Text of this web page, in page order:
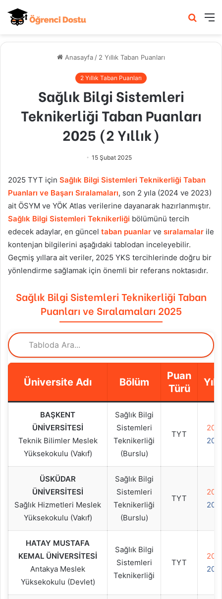
Arama
Anasayfa / 2 Yıllık Taban Puanları
2 Yıllık Taban Puanları
Sağlık Bilgi Sistemleri
Teknikerliği Taban Puanları
2025 (2 Yıllık)
15 Şubat 2025
2025 TYT için Sağlık Bilgi Sistemleri Teknikerliği Taban
Puanları ve Başarı Sıralamaları, son 2 yıla (2024 ve 2023)
ait ÖSYM ve YÖK Atlas verilerine dayanarak hazırlanmıştır.
Sağlık Bilgi Sistemleri Teknikerliği bölümünü tercih
edecek adaylar, en güncel taban puanlar ve sıralamalar ile
kontenjan bilgilerini aşağıdaki tablodan inceleyebilir.
Geçmiş yıllara ait veriler, 2025 YKS tercihlerinde doğru bir
yönlendirme sağlamak için önemli bir referans noktasıdır.
Sağlık Bilgi Sistemleri Teknikerliği Taban
Puanları ve Sıralamaları 2025
Üniversite Adı Bölüm
Puan
Türü
BAŞKENT
ÜNİVERSİTESİ
Teknik Bilimler Meslek
Yüksekokulu (Vakıf)
Sağlık Bilgi
Sistemleri
Teknikerliği
(Burslu)
TYT
ÜSKÜDAR
ÜNİVERSİTESİ
Sağlık Hizmetleri Meslek
Yüksekokulu (Vakıf)
Sağlık Bilgi
Sistemleri
Teknikerliği
(Burslu)
TYT
HATAY MUSTAFA
KEMAL ÜNİVERSİTESİ
Antakya Meslek
Yüksekokulu (Devlet)
Sağlık Bilgi
Sistemleri
Teknikerliği
TYT